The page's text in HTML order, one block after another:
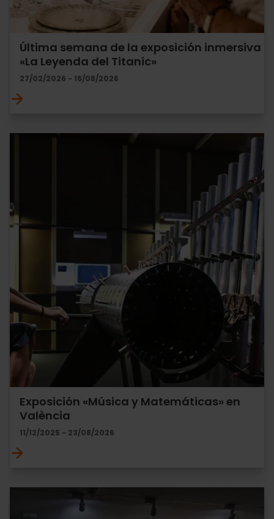
Última semana de la exposición inmersiva
«La Leyenda del Titanic»
27/02/2026 - 16/08/2026
Exposición «Música y Matemáticas» en
València
11/12/2025 - 23/08/2026